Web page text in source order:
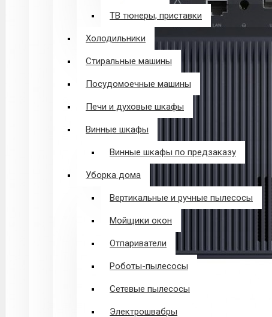
ТВ тюнеры, приставки
Холодильники
Стиральные машины
Посудомоечные машины
Печи и духовые шкафы
Винные шкафы
Винные шкафы по предзаказу
Уборка дома
Вертикальные и ручные пылесосы
Мойщики окон
Отпариватели
Роботы-пылесосы
Сетевые пылесосы
Электрошвабры